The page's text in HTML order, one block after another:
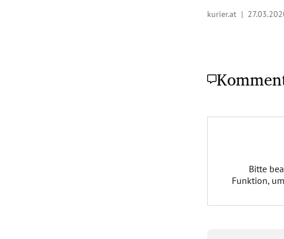
kurier.at |